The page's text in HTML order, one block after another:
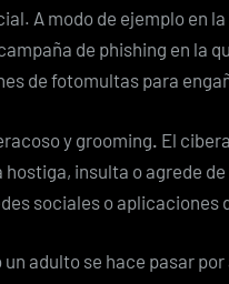
A modo de ejemplo en la
de phishing en la
de fotomultas para
y grooming El
insulta o agrede
sociales o aplicaciones
adulto se hace pasar por